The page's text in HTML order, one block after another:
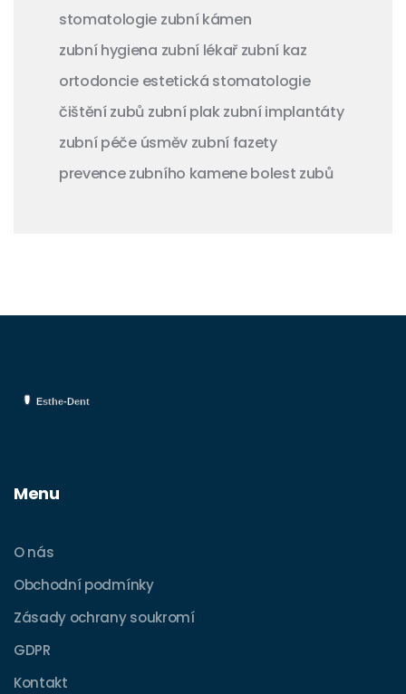
stomatologie zubní kámen
zubní hygiena zubní lékař zubní kaz
ortodoncie estetická stomatologie
čištění zubů zubní plak zubní implantáty
zubní péče úsměv zubní fazety
prevence zubního kamenebolest zubů
Menu
O nás
Obchodní podmínky
Zásady ochrany soukromí
GDPR
Kontakt